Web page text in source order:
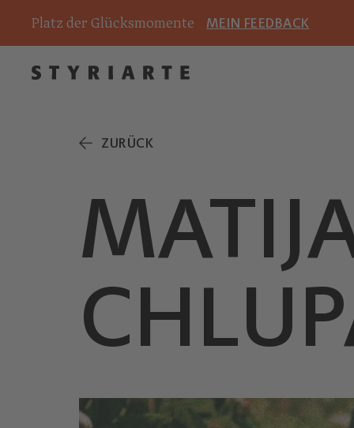
Platz der Glücksmomente MEIN FEEDBACK
ZURÜCK